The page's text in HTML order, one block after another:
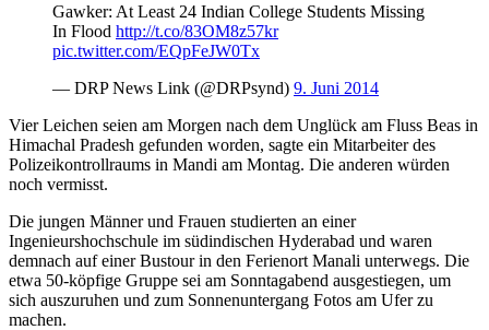
Gawker: At Least 24 Indian College Students Missing
In Flood http://t.co/83OM8z57kr
pic.twitter.com/EQpFeJW0Tx
— DRP News Link (@DRPsynd) 9. Juni 2014
Vier Leichen seien am Morgen nach dem Unglück am Fluss Beas in
Himachal Pradesh gefunden worden, sagte ein Mitarbeiter des
Polizeikontrollraums in Mandi am Montag. Die anderen würden
noch vermisst.
Die jungen Männer und Frauen studierten an einer
Ingenieurshochschule im südindischen Hyderabad und waren
demnach auf einer Bustour in den Ferienort Manali unterwegs. Die
etwa 50-köpfige Gruppe sei am Sonntagabend ausgestiegen, um
sich auszuruhen und zum Sonnenuntergang Fotos am Ufer zu
machen.